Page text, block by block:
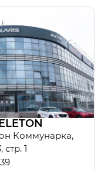
Коммунарка,
1